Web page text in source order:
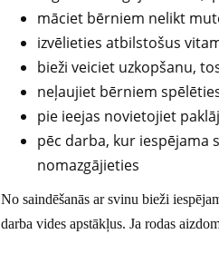
māciet bērniem nelikt
izvēlieties atbilstošus
bieži veiciet uzkopšanu,
neļaujiet bērniem
pie ieejas novietojiet
pēc darba, kur iespējama
nomazgājieties
No saindēšanās ar svinu bieži
darba vides apstākļus. Ja rodas